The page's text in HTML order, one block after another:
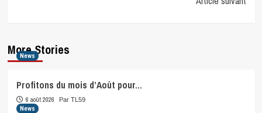
More Stories
News
Profitons du mois d’Août pour…
6 août 2026 Par TL59
News